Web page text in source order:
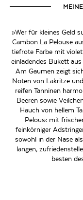
»Wer für kleines Geld
Cambon La Pelouse
tiefrote Farbe mit
einladendes Bukett
Am Gaumen zeigt
Noten von Lakritze
reifen Tanninen
Beeren sowie
Hauch von hellem
Pelous‹ mit
feinkörniger
sowohl in der Nase
langen,
besten